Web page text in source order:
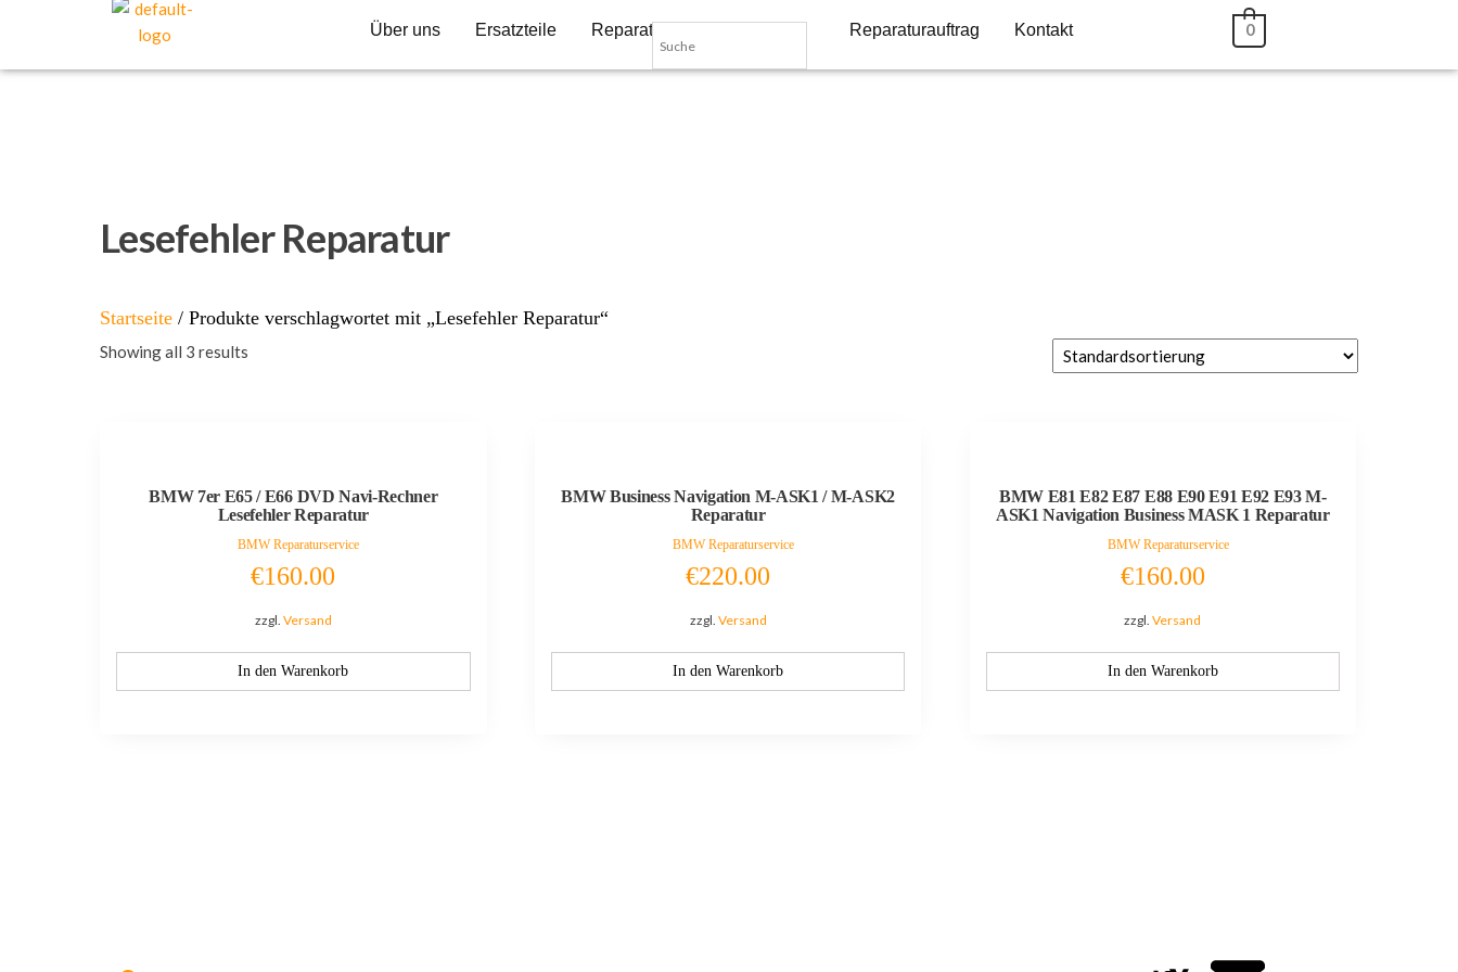
Über uns Ersatzteile Reparatur-Dienstleistungen Reparaturauftrag Kontakt 0
Lesefehler Reparatur
Startseite / Produkte verschlagwortet mit „Lesefehler Reparatur“
Showing all 3 results
BMW 7er E65 / E66 DVD Navi-Rechner
Lesefehler Reparatur
BMW Reparaturservice
€160.00
zzgl. Versand
In den Warenkorb
BMW Business Navigation M-ASK1 / M-ASK2
Reparatur
BMW Reparaturservice
€220.00
zzgl. Versand
In den Warenkorb
BMW E81 E82 E87 E88 E90 E91 E92 E93 M-
ASK1 Navigation Business MASK 1 Reparatur
BMW Reparaturservice
€160.00
zzgl.Versand
In den Warenkorb